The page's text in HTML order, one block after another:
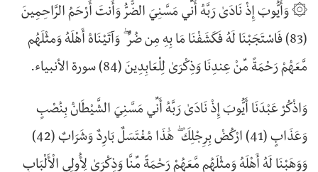
۞ وَأَيُّوبَ إِذْ نَادَىٰ رَبَّهُ أَنِّي مَسَّنِيَ الضُّرُّ وَأَنتَ أَرْحَمُ الرَّاحِمِينَ
(83) فَاسْتَجَبْنَا لَهُ فَكَشَفْنَا مَا بِهِ مِن ضُرٍّ ۖ وَآتَيْنَاهُ أَهْلَهُ وَمِثْلَهُم
مَّعَهُمْ رَحْمَةً مِّنْ عِندِنَا وَذِكْرَىٰ لِلْعَابِدِينَ (84) سورة الأنبياء.
وَاذْكُرْ عَبْدَنَا أَيُّوبَ إِذْ نَادَىٰ رَبَّهُ أَنِّي مَسَّنِيَ الشَّيْطَانُ بِنُصْبٍ
وَعَذَابٍ (41) ارْكُضْ بِرِجْلِكَ ۖ هَٰذَا مُغْتَسَلٌ بَارِدٌ وَشَرَابٌ (42)
وَوَهَبْنَا لَهُ أَهْلَهُ وَمِثْلَهُم مَّعَهُمْ رَحْمَةً مِّنَّا وَذِكْرَىٰ لِأُولِي الْأَلْبَابِ